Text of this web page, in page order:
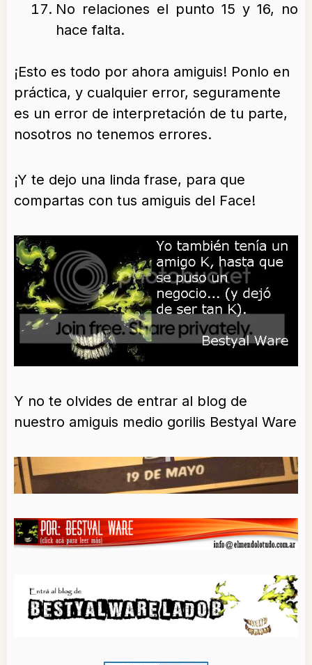
No relaciones el punto 15 y 16, no
hace falta.
¡Esto es todo por ahora amiguis! Ponlo en
práctica, y cualquier error, seguramente
es un error de interpretación de tu parte,
nosotros no tenemos errores.
¡Y te dejo una linda frase, para que
compartas con tus amiguis del Face!
Y no te olvides de entrar al blog de
nuestro amiguis medio gorilis Bestyal Ware